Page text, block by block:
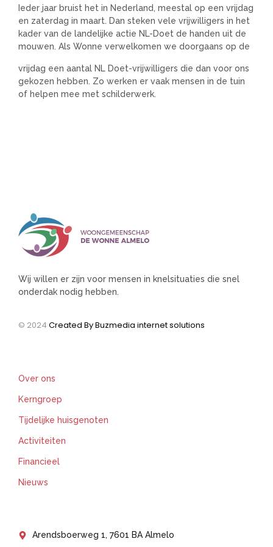
Ieder jaar bruist het in Nederland, meestal op een vrijdag
en zaterdag in maart. Dan steken vele vrijwilligers in het
kader van de landelijke actie NL-Doet de handen uit de
mouwen. Als Wonne verwelkomen we doorgaans op de
vrijdag een aantal NL Doet-vrijwilligers die dan voor ons
gekozen hebben. Zo werken er vaak mensen in de tuin
of helpen mee met schilderwerk.
Wij willen er zijn voor mensen in knelsituaties die snel
onderdak nodig hebben.
© 2024 Created By Buzmedia internet solutions
Over ons
Kerngroep
Tijdelijke huisgenoten
Activiteiten
Financieel
Nieuws
Arendsboerweg 1, 7601 BA Almelo